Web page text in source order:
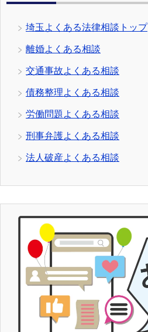
埼玉よくある法律相談トップ
離婚よくある相談
交通事故よくある相談
債務整理よくある相談
労働問題よくある相談
刑事弁護よくある相談
法人破産よくある相談